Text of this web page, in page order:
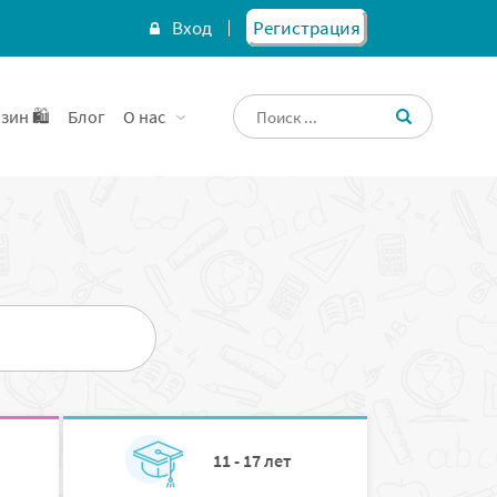
Вход Регистрация
🛍️ Блог О нас
11 - 17 лет